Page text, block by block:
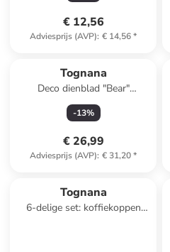
€ 12,56
Adviesprijs (AVP): € 14,56*
Tognana
Deco dienblad "Bear"
goudkleurig - (H)21 x Ø 18
cm
-13%
€ 26,99
Adviesprijs (AVP): € 31,20*
Tognana
6-delige set: koffiekoppen